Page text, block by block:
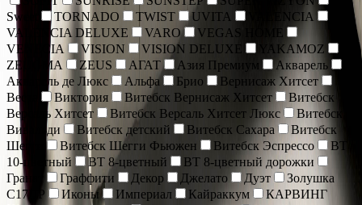
Sweet
TORNADO TWIST UVITA
VALENCIA
VALENCIA DELUXE
VARO
VEGAS HOME
VENECIA
VISION VISION DELUXE
YAKAMOZ
ZEUGMA
ZEUS АГАТ Азия Премиум
Акварель
Акварель де Люкс
Альфа Брио
Вернисаж Хитсет
Веста
Виктория Витебск Вернисаж Хитсет
Витебск
Версаль Хитсет
Витебск Версаль Хитсет Люкс
Витебск
Вивальди
Витебск детский Витебск Сахара
Витебск
Шегги
Витебск Шегги Фьюжен Витебск Эспрессо
ВТ
10-цветный
ВТ 8-цветный
ВТ 8-цветный дорожки
Гранат
Граффити Декор Джелато Дуэт
Золушка
С17ПР
Иконы Империал Кайраккум
КАРВИНГ